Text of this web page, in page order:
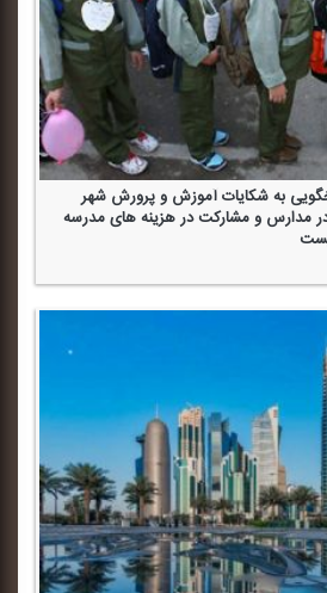
به شكایات آموزش و پرورش شهر
مدارس و مشاركت در هزینه های مدرسه